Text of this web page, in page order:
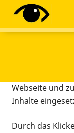
Diese
Tracking-Tools
Webseite und
Inhalte
Durch das